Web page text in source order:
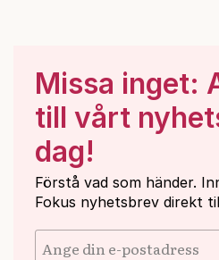
Missa inget:
till vårt
dag!
Förstå vad som händer.
Fokus nyhetsbrev direkt